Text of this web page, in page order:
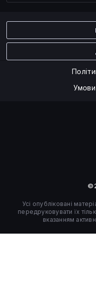
Усі опубліковані
передруковувати їх
вказанням